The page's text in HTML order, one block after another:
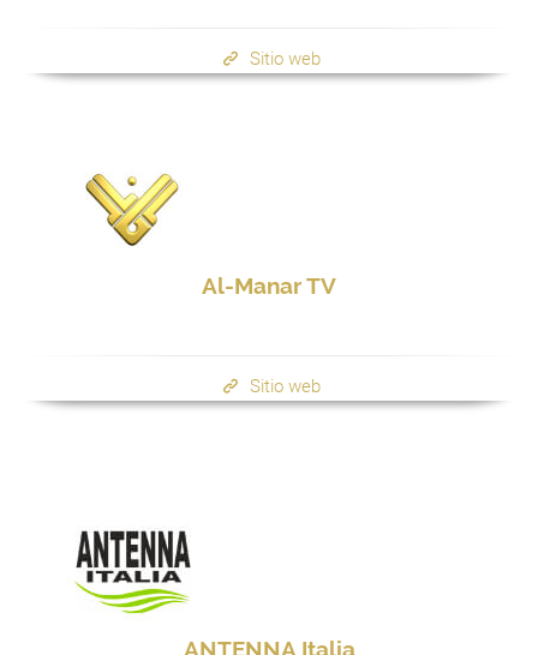
Sitio web
Al-Manar TV
Sitio web
ANTENNA Italia